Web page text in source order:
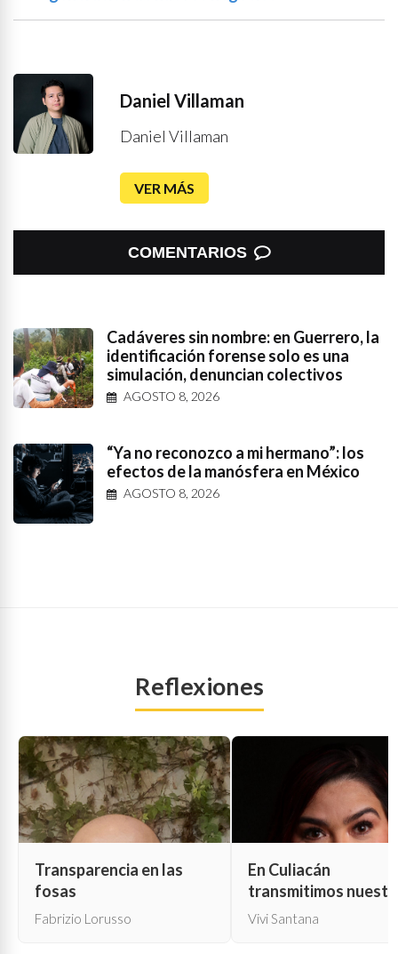
Daniel Villaman
Daniel Villaman
VER MÁS
COMENTARIOS
Cadáveres sin nombre: en Guerrero, la
identificación forense solo es una
simulación, denuncian colectivos
AGOSTO 8, 2026
“Ya no reconozco a mi hermano”: los
efectos de la manósfera en México
AGOSTO 8, 2026
Reflexiones
Transparencia en las
fosas
Fabrizio Lorusso
En Culiacán
transmitimos
propia muerte
Vivi Santana